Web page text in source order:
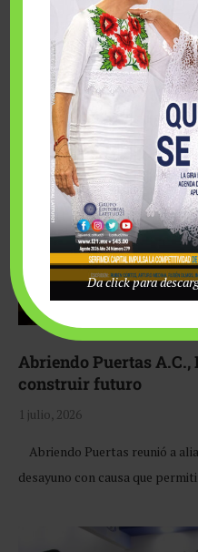
Fairmont Mayakoba y Make-
esfuerzos para hacer realidad
Abriendo Puertas A.C.,
construir futuro
1 julio, 2026
Abriendo Puertas reunió a
desayuno con causa que
Da click para